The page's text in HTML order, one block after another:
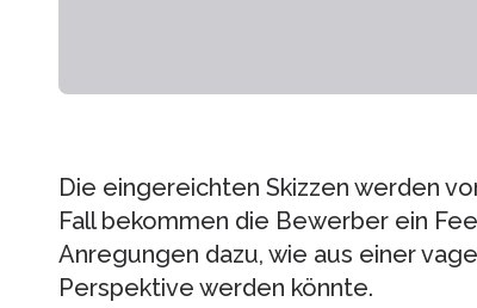
Die eingereichten Skizzen werden
Fall bekommen die Bewerber ein
Anregungen dazu, wie aus einer
Perspektive werden könnte.